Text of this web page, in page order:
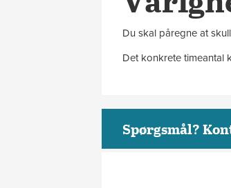
Du skal påregne at
Det konkrete
Spørgsmål?